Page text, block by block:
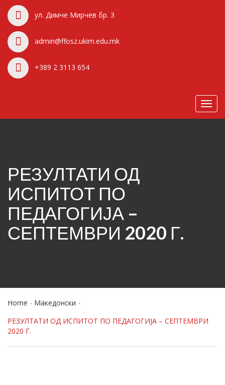
ул. Димче Мирчев бр. 3
admin@ffosz.ukim.edu.mk
+389 2 3113 654
РЕЗУЛТАТИ ОД
ИСПИТОТ ПО
ПЕДАГОГИЈА –
СЕПТЕМВРИ 2020 Г.
Home
Македонски
РЕЗУЛТАТИ ОД ИСПИТОТ ПО ПЕДАГОГИЈА – СЕПТЕМВРИ
2020 Г.